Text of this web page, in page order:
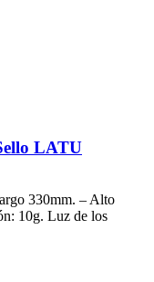
LATU
330mm. – Alto
10g. Luz de los